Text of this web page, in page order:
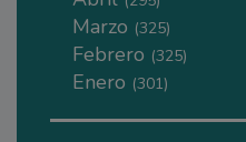
Marzo (325)
Febrero (325)
Enero (301)